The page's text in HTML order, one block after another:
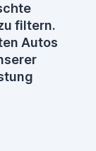
filtern.
Autos